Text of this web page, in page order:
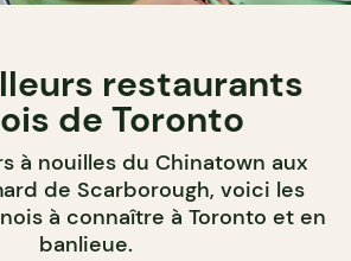
restaurants
de Toronto
à nouilles du Chinatown aux
de Scarborough, voici les
à connaître à Toronto et en
banlieue.